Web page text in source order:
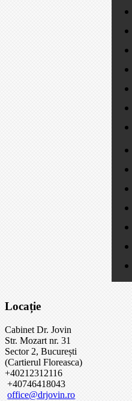
Locație
Cabinet Dr. Jovin
Str. Mozart nr. 31
Sector 2, București
(Cartierul Floreasca)
+40212312116
+40746418043
office@drjovin.ro